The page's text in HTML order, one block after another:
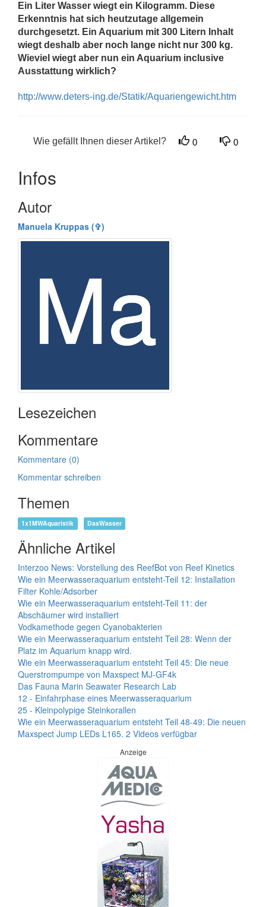
Ein Liter Wasser wiegt ein Kilogramm. Diese
Erkenntnis hat sich heutzutage allgemein
durchgesetzt. Ein Aquarium mit 300 Litern Inhalt
wiegt deshalb aber noch lange nicht nur 300 kg.
Wieviel wiegt aber nun ein Aquarium inclusive
Ausstattung wirklich?
http://www.deters-ing.de/Statik/Aquariengewicht.htm
Wie gefällt Ihnen dieser Artikel? 0 0
Infos
Autor
Manuela Kruppas (✞)
Lesezeichen
Kommentare
Kommentare (0)
Kommentar schreiben
Themen
1x1MWAquaristik DasWasser
Ähnliche Artikel
Interzoo News: Vorstellung des ReefBot von Reef Kinetics
Wie ein Meerwasseraquarium entsteht-Teil 12: Installation
Filter Kohle/Adsorber
Wie ein Meerwasseraquarium entsteht-Teil 11: der
Abschäumer wird installiert
Vodkamethode gegen Cyanobakterien
Wie ein Meerwasseraquarium entsteht Teil 28: Wenn der
Platz im Aquarium knapp wird.
Wie ein Meerwasseraquarium entsteht Teil 45: Die neue
Querstrompumpe von Maxspect MJ-GF4k
Das Fauna Marin Seawater Research Lab
12 - Einfahrphase eines Meerwasseraquarium
25 - Kleinpolypige Steinkorallen
Wie ein Meerwasseraquarium entsteht Teil 48-49: Die neuen
Maxspect Jump LEDs L165. 2 Videos verfügbar
Anzeige